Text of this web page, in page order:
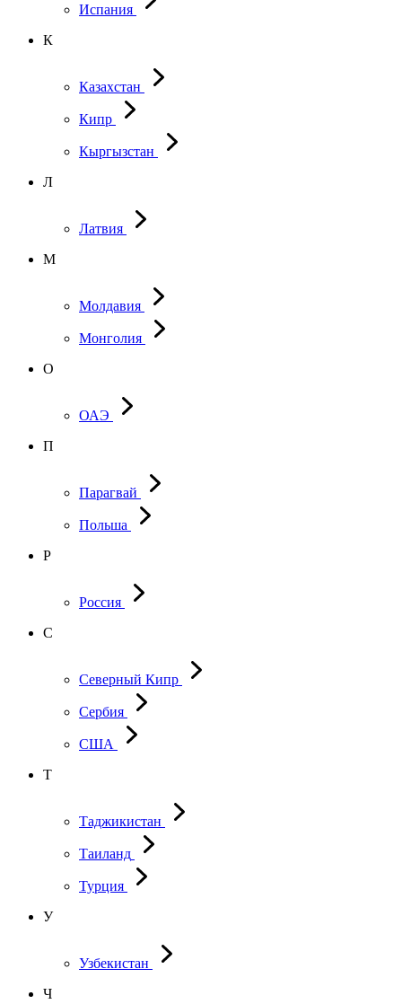
Испания
К
Казахстан
Кипр
Кыргызстан
Л
Латвия
М
Молдавия
Монголия
О
ОАЭ
П
Парагвай
Польша
Р
Россия
С
Северный Кипр
Сербия
США
Т
Таджикистан
Таиланд
Турция
У
Узбекистан
Ч